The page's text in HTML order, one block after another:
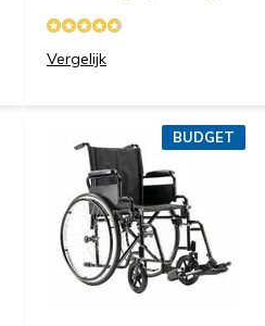
Vergelijk
BUDGET